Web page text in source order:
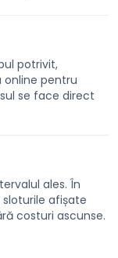
potrivit,
online pentru
se face direct
ales. În
afișate
costuri ascunse.